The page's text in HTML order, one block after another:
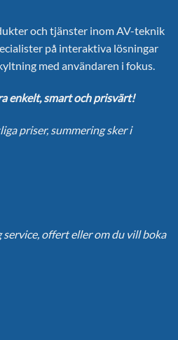
och tjänster inom AV-teknik
på interaktiva lösningar
med användaren i fokus.
enkelt, smart och prisvärt!
priser, summering sker i
offert eller om du vill boka